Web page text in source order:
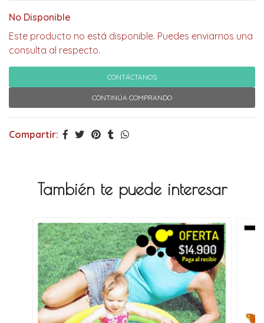
No Disponible
Este producto no está disponible. Puedes enviarnos una
consulta al respecto.
CONTÁCTANOS
CONTINÚA COMPRANDO
Compartir:
También te puede interesar